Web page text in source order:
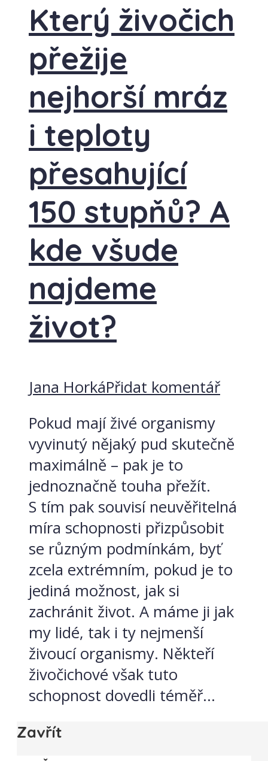
Který živočich
přežije
nejhorší mráz
i teploty
přesahující
150 stupňů? A
kde všude
najdeme
život?
Jana HorkáPřidat komentář
Pokud mají živé organismy
vyvinutý nějaký pud skutečně
maximálně – pak je to
jednoznačně touha přežít.
S tím pak souvisí neuvěřitelná
míra schopnosti přizpůsobit
se různým podmínkám, byť
zcela extrémním, pokud je to
jediná možnost, jak si
zachránit život. A máme ji jak
my lidé, tak i ty nejmenší
živoucí organismy. Někteří
živočichové však tuto
schopnost dovedli téměř...
Zavřít